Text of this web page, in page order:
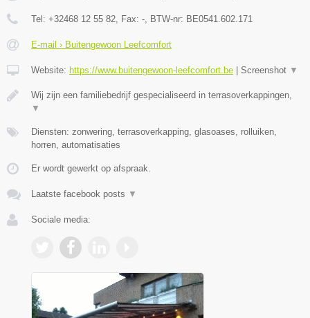
Tel: +32468 12 55 82, Fax: -, BTW-nr: BE0541.602.171
E-mail › Buitengewoon Leefcomfort
Website: https://www.buitengewoon-leefcomfort.be Screenshot ▼
Wij zijn een familiebedrijf gespecialiseerd in terrasoverkappingen,
▼
Diensten: zonwering, terrasoverkapping, glasoases, rolluiken,
horren, automatisaties
Er wordt gewerkt op afspraak.
Laatste facebook posts ▼
Sociale media: